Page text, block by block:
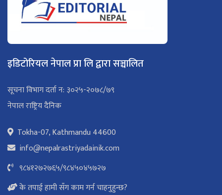
इडिटोरियल नेपाल प्रा लि द्वारा सञ्चालित
सूचना विभाग दर्ता न: ३०२५-२०७८/७९
नेपाल राष्ट्रिय दैनिक
Tokha-07, Kathmandu 44600
info@nepalrastriyadainik.com
९८४१२७२७६५/९८४५०४५७२७
के तपाई हामी सँग काम गर्न चाहनुहुन्छ?